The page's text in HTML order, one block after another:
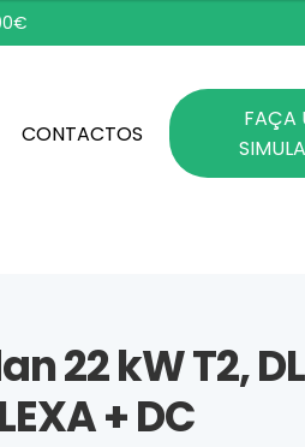
CONTACTOS
FAÇA
22 kW T2,
+ DC